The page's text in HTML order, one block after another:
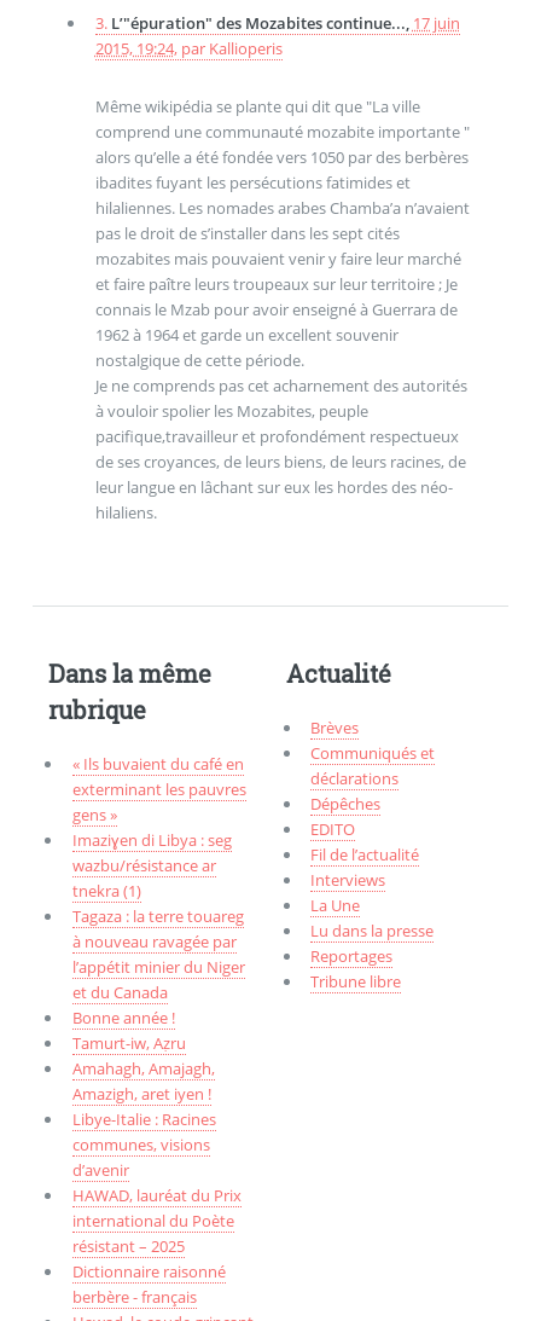
3. L’"épuration" des Mozabites continue..., 17 juin
2015, 19:24, par Kallioperis
Même wikipédia se plante qui dit que "La ville
comprend une communauté mozabite importante "
alors qu’elle a été fondée vers 1050 par des berbères
ibadites fuyant les persécutions fatimides et
hilaliennes. Les nomades arabes Chamba’a n’avaient
pas le droit de s’installer dans les sept cités
mozabites mais pouvaient venir y faire leur marché
et faire paître leurs troupeaux sur leur territoire ; Je
connais le Mzab pour avoir enseigné à Guerrara de
1962 à 1964 et garde un excellent souvenir
nostalgique de cette période.
Je ne comprends pas cet acharnement des autorités
à vouloir spolier les Mozabites, peuple
pacifique,travailleur et profondément respectueux
de ses croyances, de leurs biens, de leurs racines, de
leur langue en lâchant sur eux les hordes des néo-
hilaliens.
Dans la même
rubrique
« Ils buvaient du café en
exterminant les pauvres
gens »
Imaziɣen di Libya : seg
wazbu/résistance ar
tnekra (1)
Tagaza : la terre touareg
à nouveau ravagée par
l’appétit minier du Niger
et du Canada
Bonne année !
Tamurt-iw, Aẓru
Amahagh, Amajagh,
Amazigh, aret iyen !
Libye-Italie : Racines
communes, visions
d’avenir
HAWAD, lauréat du Prix
international du Poète
résistant – 2025
Dictionnaire raisonné
berbère - français
Actualité
Brèves
Communiqués et
déclarations
Dépêches
EDITO
Fil de l’actualité
Interviews
La Une
Lu dans la presse
Reportages
Tribune libre